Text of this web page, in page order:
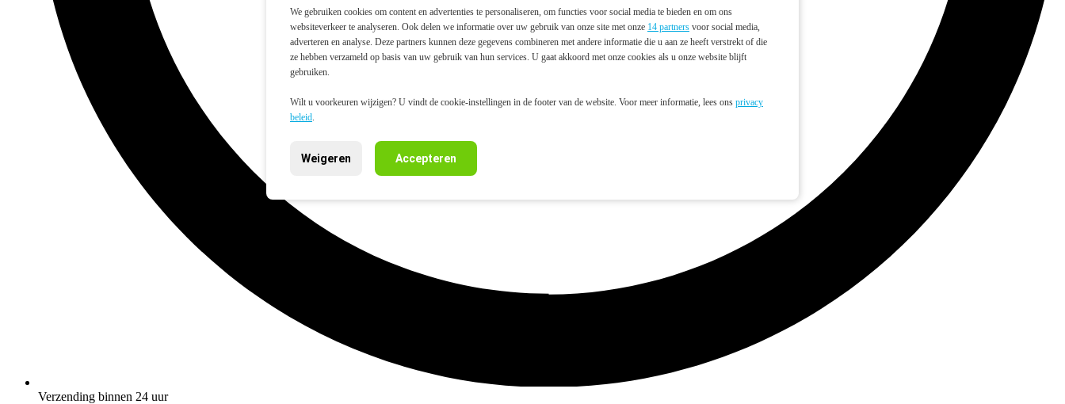
We gebruiken cookies om content en advertenties te personaliseren, om functies voor social media te bieden en om ons
websiteverkeer te analyseren. Ook delen we informatie over uw gebruik van onze site met onze 14 partners voor social media,
adverteren en analyse. Deze partners kunnen deze gegevens combineren met andere informatie die u aan ze heeft verstrekt of die
ze hebben verzameld op basis van uw gebruik van hun services. U gaat akkoord met onze cookies als u onze website blijft
gebruiken.
Wilt u voorkeuren wijzigen? U vindt de cookie-instellingen in de footer van de website. Voor meer informatie, lees ons privacy
beleid.
Weigeren Accepteren
Verzending binnen 24 uur